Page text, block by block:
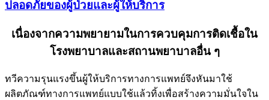
ปลอดภัยของผู้ป่วยและผู้ให้บริการ
เนื่องจากความพยายามในการควบคุมการติดเชื้อใน
โรงพยาบาลและสถานพยาบาลอื่น ๆ
ทวีความรุนแรงขึ้นผู้ให้บริการทางการแพทย์จึงหันมาใช้
ผลิตภัณฑ์ทางการแพทย์แบบใช้แล้วทิ้งเพื่อสร้างความมั่นใจใน